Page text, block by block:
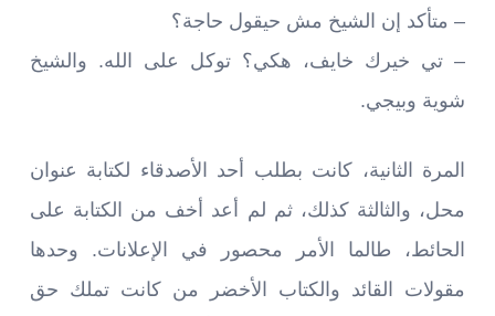
– متأكد إن الشيخ مش حيقول حاجة؟
– تي خيرك خايف، هكي؟ توكل على الله. والشيخ
شوية وبيجي.
المرة الثانية، كانت بطلب أحد الأصدقاء لكتابة عنوان
محل، والثالثة كذلك، ثم لم أعد أخف من الكتابة على
الحائط، طالما الأمر محصور في الإعلانات. وحدها
مقولات القائد والكتاب الأخضر من كانت تملك حق